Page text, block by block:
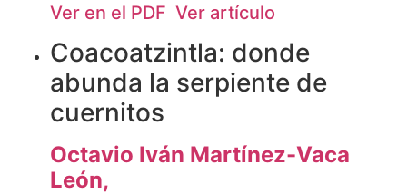
Ver en el PDF Ver artículo
Coacoatzintla: donde
abunda la serpiente de
cuernitos
Octavio Iván Martínez-Vaca
León,